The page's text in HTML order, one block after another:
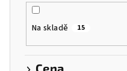
Na skladě 15
Cena